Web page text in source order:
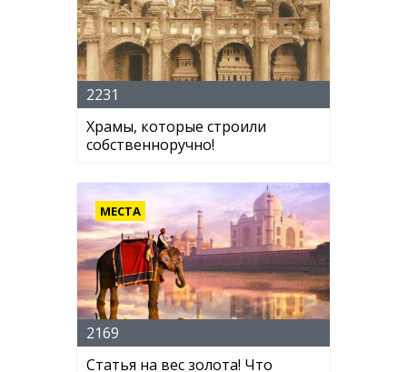
2231
Храмы, которые строили
собственноручно!
МЕСТА
2169
Статья на вес золота! Что